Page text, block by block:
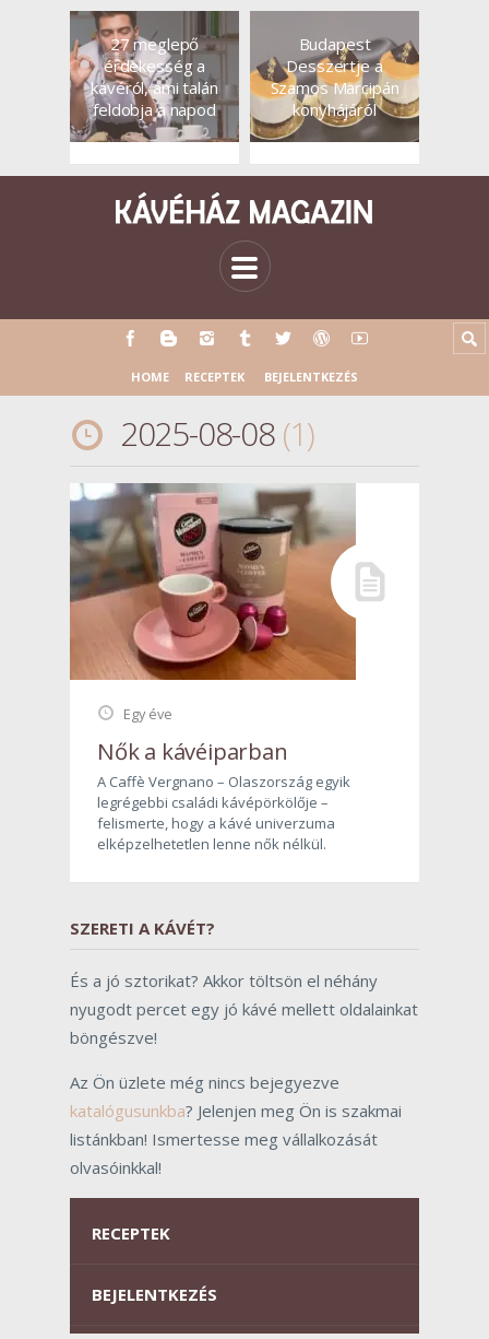
27 meglepő
érdekesség a
kávéról, ami talán
feldobja a napod
Budapest
Desszertje a
Szamos Marcipán
konyhájáról
HOME RECEPTEK BEJELENTKEZÉS
2025-08-08 1
Egy éve
Nők a kávéiparban
A Caffè Vergnano – Olaszország egyik
legrégebbi családi kávépörkölője –
felismerte, hogy a kávé univerzuma
elképzelhetetlen lenne nők nélkül.
SZERETI A KÁVÉT?
És a jó sztorikat? Akkor töltsön el néhány
nyugodt percet egy jó kávé mellett oldalainkat
böngészve!
Az Ön üzlete még nincs bejegyezve
katalógusunkba? Jelenjen meg Ön is szakmai
listánkban! Ismertesse meg vállalkozását
olvasóinkkal!
RECEPTEK
BEJELENTKEZÉS